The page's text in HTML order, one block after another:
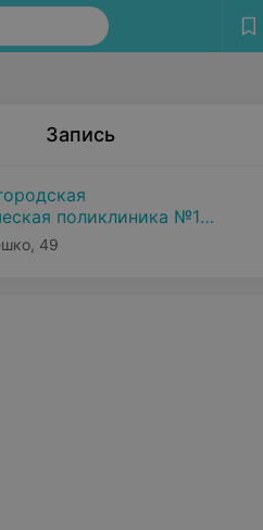
Запись
поликлиника №1
49